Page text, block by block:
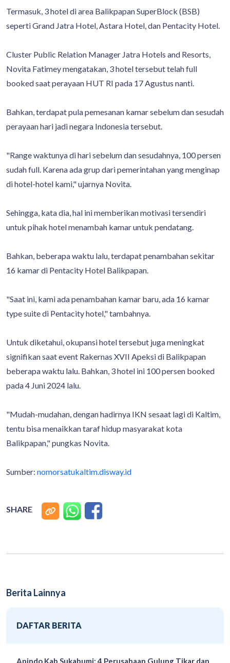
Termasuk, 3 hotel di area Balikpapan SuperBlock (BSB)
seperti Grand Jatra Hotel, Astara Hotel, dan Pentacity Hotel.
Cluster Public Relation Manager Jatra Hotels and Resorts,
Novita Fatimey mengatakan, 3 hotel tersebut telah full
booked saat perayaan HUT RI pada 17 Agustus nanti.
Bahkan, terdapat pula pemesanan kamar sebelum dan sesudah
perayaan hari jadi negara Indonesia tersebut.
"Range waktunya di hari sebelum dan sesudahnya, 100 persen
sudah full. Karena ada grup dari pemerintahan yang menginap
di hotel-hotel kami," ujarnya Novita.
Sehingga, kata dia, hal ini memberikan motivasi tersendiri
untuk pihak hotel menambah kamar untuk pendatang.
Bahkan, beberapa waktu lalu, terdapat penambahan sekitar
16 kamar di Pentacity Hotel Balikpapan.
"Saat ini, kami ada penambahan kamar baru, ada 16 kamar
type suite di Pentacity hotel," tambahnya.
Untuk diketahui, okupansi hotel tersebut juga meningkat
signifikan saat event Rakernas XVII Apeksi di Balikpapan
beberapa waktu lalu. Bahkan, 3 hotel ini 100 persen booked
pada 4 Juni 2024 lalu.
"Mudah-mudahan, dengan hadirnya IKN sesaat lagi di Kaltim,
tentu bisa menaikkan taraf hidup masyarakat kota
Balikpapan," pungkas Novita.
Sumber: nomorsatukaltim.disway.id
SHARE
Berita Lainnya
DAFTAR BERITA
Apindo Kab Sukabumi: 4 Perusahaan Gulung Tikar dan